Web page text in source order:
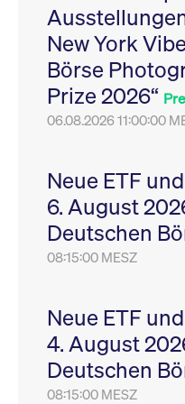
New York
Börse
Prize 2026“
06.08.2026 11:00:00
Neue ETF
6. August
Deutschen
08:15:00 MESZ
Neue ETF
4. August
Deutschen
08:15:00 MESZ
VISITOR_PRIVACY_METADATA